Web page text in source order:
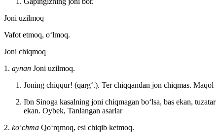
Joni uzilmoq
Vafot etmoq, oʻlmoq.
Joni chiqmoq
1. aynan Joni uzilmoq.
Joning chiqqur! (qargʻ.). Ter chiqqandan jon chiqmas. Maqol
Ibn Sinoga kasalning joni chiqmagan boʻlsa, bas ekan, tuzatar
ekan. Oybek, Tanlangan asarlar
2. koʻchma Qoʻrqmoq, esi chiqib ketmoq.